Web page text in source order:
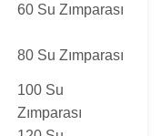
60 Su Zımparası
80 Su Zımparası
100 Su
Zımparası